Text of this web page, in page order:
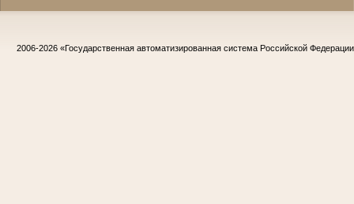
2006-2026 «Государственная автоматизированная система Российской